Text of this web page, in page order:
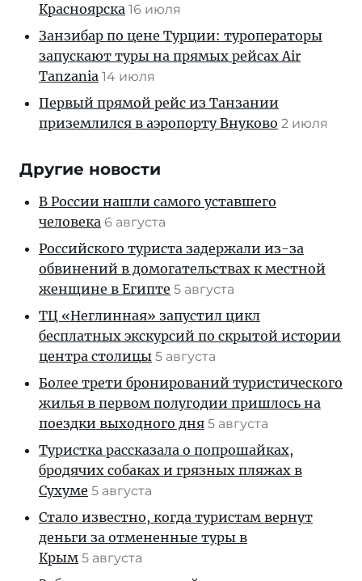
Красноярска 16 июля
Занзибар по цене Турции: туроператоры
запускают туры на прямых рейсах Air
Tanzania 14 июля
Первый прямой рейс из Танзании
приземлился в аэропорту Внуково 2 июля
Другие новости
В России нашли самого уставшего
человека 6 августа
Российского туриста задержали из-за
обвинений в домогательствах к местной
женщине в Египте 5 августа
ТЦ «Неглинная» запустил цикл
бесплатных экскурсий по скрытой истории
центра столицы 5 августа
Более трети бронирований туристического
жилья в первом полугодии пришлось на
поездки выходного дня 5 августа
Туристка рассказала о попрошайках,
бродячих собаках и грязных пляжах в
Сухуме 5 августа
Стало известно, когда туристам вернут
деньги за отмененные туры в
Крым 5 августа